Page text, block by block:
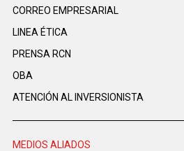
CORREO EMPRESARIAL
LINEA ÉTICA
PRENSA RCN
OBA
ATENCIÓN AL INVERSIONISTA
MEDIOS ALIADOS